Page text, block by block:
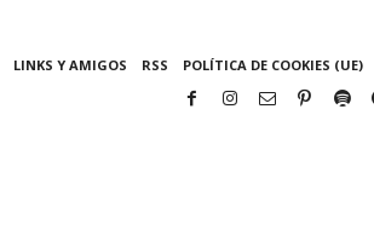
LINKS Y AMIGOS RSS POLÍTICA DE COOKIES (UE)